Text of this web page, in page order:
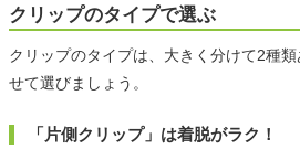
クリップのタイプで選ぶ
クリップのタイプは、大きく分けて2種
せて選びましょう。
「片側クリップ」は着脱がラク！